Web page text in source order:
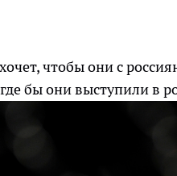
чтобы они с
бы они выступили в